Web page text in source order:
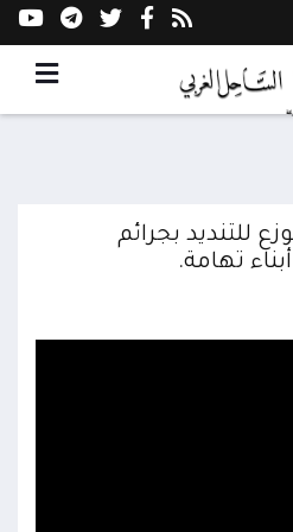
للتنديد بجرائم
تهامة.